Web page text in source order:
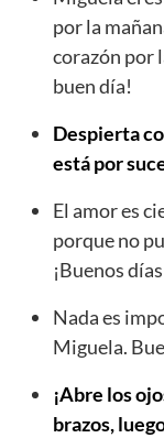
por la
corazón por
buen día!
Despierta
está por
El amor es
porque no
¡Buenos
Nada es
Miguela.
¡Abre los
brazos,